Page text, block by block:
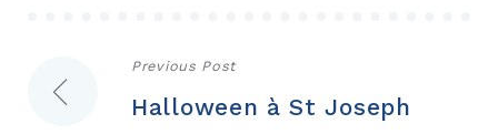
NavigationPrevious Post
Halloween à St Joseph